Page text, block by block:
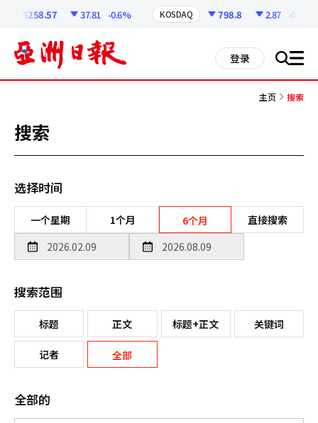
6258.57 37.81 -0.6% KOSDAQ 798.8 2.87 -0.36%
登录 搜 all
主页 搜索
搜索
选择时间
一个星期 1个月 6个月 直接搜索
搜索范围
标题 正文 标题+正文 关键词
记者 全部
全部的